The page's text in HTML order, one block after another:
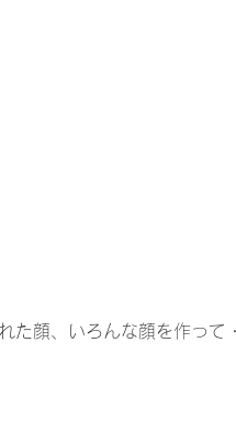
た顔、いろんな顔を作って